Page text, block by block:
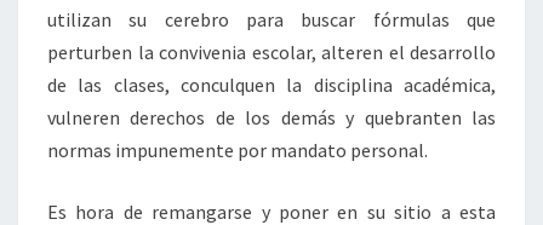
utilizan su cerebro para buscar fórmulas que
perturben la convivenia escolar, alteren el desarrollo
de las clases, conculquen la disciplina académica,
vulneren derechos de los demás y quebranten las
normas impunemente por mandato personal.
Es hora de remangarse y poner en su sitio a esta